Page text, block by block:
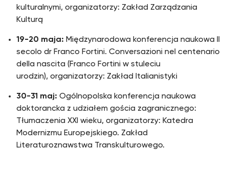
kulturalnymi, organizatorzy: Zakład Zarządzania
Kulturą
19-20 maja: Międzynarodowa konferencja naukowa Il
secolo dr Franco Fortini. Conversazioni nel centenario
della nascita (Franco Fortini w stuleciu
urodzin), organizatorzy: Zakład Italianistyki
30-31 maj: Ogólnopolska konferencja naukowa
doktorancka z udziałem gościa zagranicznego:
Tłumaczenia XXI wieku, organizatorzy: Katedra
Modernizmu Europejskiego. Zakład
Literaturoznawstwa Transkulturowego.